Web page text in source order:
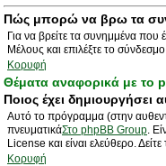
Πώς μπορώ να βρω τα
Για να βρείτε τα συνημμένα που
Μέλους και επιλέξτε το
Κορυφή
Θέματα αναφορικά με το
Ποιος έχει
Αυτό το πρόγραμμα (στην
πνευματικάΣτο phpBB Group.
License και είναι ελεύθερο.
Κορυφή